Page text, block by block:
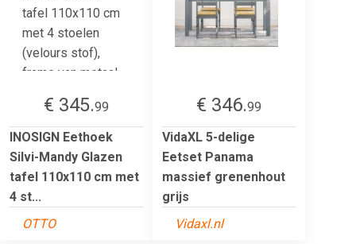
€ 345.99
INOSIGN Eethoek
Silvi-Mandy Glazen
tafel 110x110 cm met
4 st...
OTTO
€ 346.99
VidaXL 5-delige
Eetset Panama
massief grenenhout
grijs
Vidaxl.nl